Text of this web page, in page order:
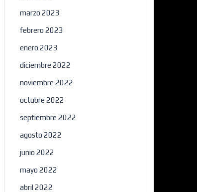
marzo 2023
febrero 2023
enero 2023
diciembre 2022
noviembre 2022
octubre 2022
septiembre 2022
agosto 2022
junio 2022
mayo 2022
abril 2022